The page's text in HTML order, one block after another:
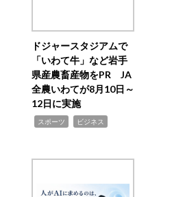
ドジャースタジアムで
「いわて牛」など岩手
県産農畜産物をPR JA
全農いわてが8月10日～
12日に実施
スポーツ ビジネス